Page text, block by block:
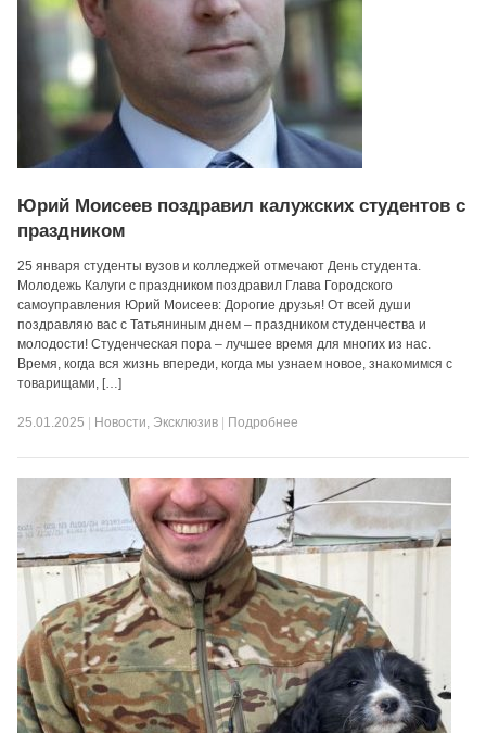
Юрий Моисеев поздравил калужских студентов с
праздником
25 января студенты вузов и колледжей отмечают День студента.
Молодежь Калуги с праздником поздравил Глава Городского
самоуправления Юрий Моисеев: Дорогие друзья! От всей души
поздравляю вас с Татьяниным днем – праздником студенчества и
молодости! Студенческая пора – лучшее время для многих из нас.
Время, когда вся жизнь впереди, когда мы узнаем новое, знакомимся с
товарищами, […]
25.01.2025 Новости, Эксклюзив Подробнее